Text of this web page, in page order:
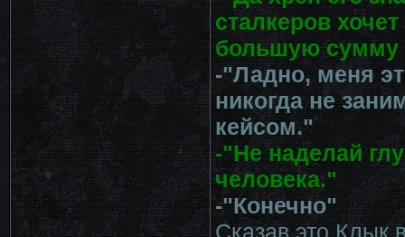
сталкеров
большую сумму
-"Ладно, меня
никогда не
кейсом."
-"Не наделай
человека."
-"Конечно"
Сказав это Клык